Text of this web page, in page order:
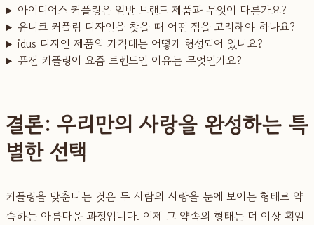
아이디어스 커플링은 일반 브랜드 제품과 무엇이 다른가요?
유니크 커플링 디자인을 찾을 때 어떤 점을 고려해야 하나요?
idus 디자인 제품의 가격대는 어떻게 형성되어 있나요?
퓨전 커플링이 요즘 트렌드인 이유는 무엇인가요?
결론: 우리만의 사랑을 완성하는 특
별한 선택
커플링을 맞춘다는 것은 두 사람의 사랑을 눈에 보이는 형태로 약
속하는 아름다운 과정입니다. 이제 그 약속의 형태는 더 이상 획일